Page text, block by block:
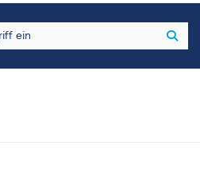
Clever
bietet
Beratung